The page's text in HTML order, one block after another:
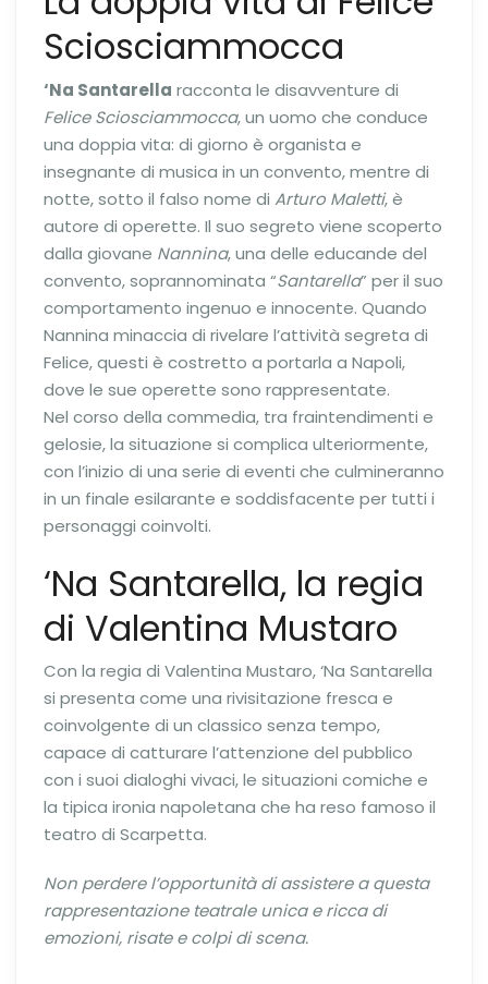
Sciosciammocca
‘Na Santarella racconta le disavventure di
Felice Sciosciammocca, un uomo che conduce
una doppia vita: di giorno è organista e
insegnante di musica in un convento, mentre di
notte, sotto il falso nome di Arturo Maletti, è
autore di operette. Il suo segreto viene scoperto
dalla giovane Nannina, una delle educande del
convento, soprannominata “Santarella” per il suo
comportamento ingenuo e innocente. Quando
Nannina minaccia di rivelare l’attività segreta di
Felice, questi è costretto a portarla a Napoli,
dove le sue operette sono rappresentate.
Nel corso della commedia, tra fraintendimenti e
gelosie, la situazione si complica ulteriormente,
con l’inizio di una serie di eventi che culmineranno
in un finale esilarante e soddisfacente per tutti i
personaggi coinvolti.
‘Na Santarella, la regia
di Valentina Mustaro
Con la regia di Valentina Mustaro, ‘Na Santarella
si presenta come una rivisitazione fresca e
coinvolgente di un classico senza tempo,
capace di catturare l’attenzione del pubblico
con i suoi dialoghi vivaci, le situazioni comiche e
la tipica ironia napoletana che ha reso famoso il
teatro di Scarpetta.
Non perdere l’opportunità di assistere a questa
rappresentazione teatrale unica e ricca di
emozioni, risate e colpi di scena.